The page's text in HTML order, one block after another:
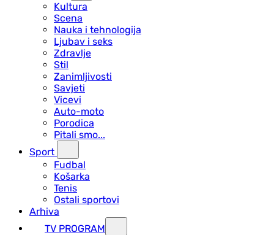
Kultura
Scena
Nauka i tehnologija
Ljubav i seks
Zdravlje
Stil
Zanimljivosti
Savjeti
Vicevi
Auto-moto
Porodica
Pitali smo...
Sport
Fudbal
Košarka
Tenis
Ostali sportovi
Arhiva
TV PROGRAM